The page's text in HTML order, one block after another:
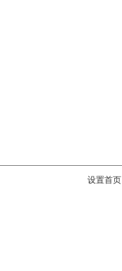
设置首页